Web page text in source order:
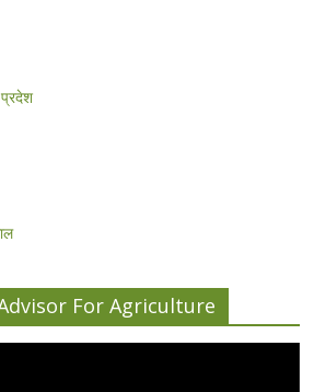
For Agriculture